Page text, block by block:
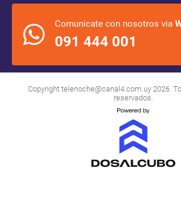
Comunicate con nosotros via
091 444 001
Copyright telenoche@canal4.com.uy2026.
reservados.